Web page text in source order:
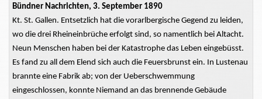
Bündner Nachrichten, 3. September 1890
Kt. St. Gallen. Entsetzlich hat die vorarlbergische Gegend zu leiden,
wo die drei Rheineinbrüche erfolgt sind, so namentlich bei Altacht.
Neun Menschen haben bei der Katastrophe das Leben eingebüsst.
Es fand zu all dem Elend sich auch die Feuersbrunst ein. In Lustenau
brannte eine Fabrik ab; von der Ueberschwemmung
eingeschlossen, konnte Niemand an das brennende Gebäude